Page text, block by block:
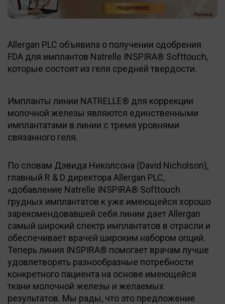
Allergan PLC объявила о получении одобрения
FDA для имплантов Natrelle INSPIRA® Softtouch,
которые состоят из геля средней твердости.
Импланты линии NATRELLE® для коррекции
молочной железы являются единственными
имплантатами в линии с тремя уровнями
связанного геля.
По словам Дэвида Николсона (David Nicholson),
главный R & D директора Allergan PLC,
«добавление Natrelle INSPIRA® Softtouch
грудных имплантатов к уже имеющейся хорошо
зарекомендовавшей себя линии дает Allergan
самый широкий спектр имплантатов в отрасли и
обеспечивает врачей широким набором опций.
Теперь линия INSPIRA® помогает врачам лучше
удовлетворять разнообразные потребности
конкретного пациента на основе имеющейся
ткани молочной железы и желаемых
результатов. Мы рады, что это предложение